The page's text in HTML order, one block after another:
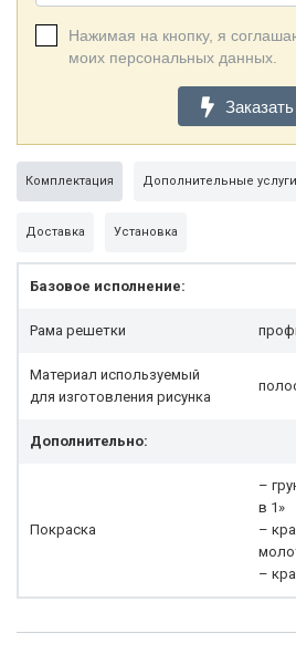
Нажимая на кнопку, я
моих персональных данных.
Заказать
Комплектация Дополнительные услуги
Доставка Установка
Базовое исполнение:
Рама решетки
Материал используемый
для изготовления рисунка
Дополнительно:
Покраска
–
в 1»
–
–